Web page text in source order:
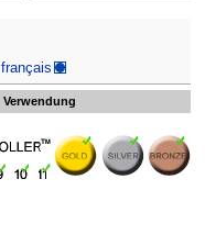
français
Verwendung